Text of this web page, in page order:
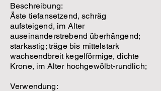
Beschreibung:
Äste tiefansetzend, schräg
aufsteigend, im Alter
auseinanderstrebend überhängend;
starkastig; träge bis mittelstark
wachsendbreit kegelförmige, dichte
Krone, im Alter hochgewölbt-rundlich;
Verwendung: